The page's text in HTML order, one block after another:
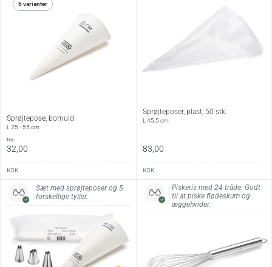
6 varianter
Sprøjtepose, bomuld
L 25 - 55 cm
fra
32,00
KOK
Sprøjteposer, plast, 50 stk.
L 45,5 cm
83,00
KOK
Sæt med sprøjteposer og 5
forskellige tyller.
Piskeris med 24 tråde: Godt
til at piske flødeskum og
æggehvider.